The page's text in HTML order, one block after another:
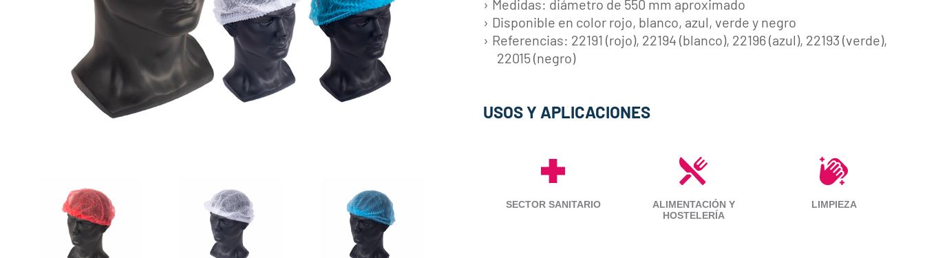
Medidas: diámetro de 550 mm aproximado
Disponible en color rojo, blanco, azul, verde y negro
Referencias: 22191 (rojo), 22194 (blanco), 22196 (azul), 22193 (verde),
22015 (negro)
USOS Y APLICACIONES
SECTOR SANITARIO
ALIMENTACIÓN Y
HOSTELERÍA
LIMPIEZA